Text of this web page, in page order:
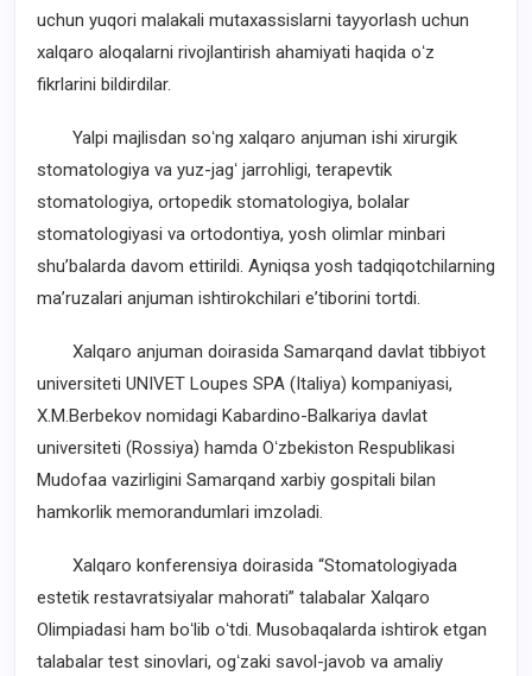
uchun yuqori malakali mutaxassislarni tayyorlash uchun
xalqaro aloqalarni rivojlantirish ahamiyati haqida oʻz
fikrlarini bildirdilar.
Yalpi majlisdan soʻng xalqaro anjuman ishi xirurgik
stomatologiya va yuz-jagʻ jarrohligi, terapevtik
stomatologiya, ortopedik stomatologiya, bolalar
stomatologiyasi va ortodontiya, yosh olimlar minbari
shuʼbalarda davom ettirildi. Ayniqsa yosh tadqiqotchilarning
maʼruzalari anjuman ishtirokchilari eʼtiborini tortdi.
Xalqaro anjuman doirasida Samarqand davlat tibbiyot
universiteti UNIVET Loupes SPA (Italiya) kompaniyasi,
X.M.Berbekov nomidagi Kabardino-Balkariya davlat
universiteti (Rossiya) hamda Oʻzbekiston Respublikasi
Mudofaa vazirligini Samarqand xarbiy gospitali bilan
hamkorlik memorandumlari imzoladi.
Xalqaro konferensiya doirasida “Stomatologiyada
estetik restavratsiyalar mahorati” talabalar Xalqaro
Olimpiadasi ham boʻlib oʻtdi. Musobaqalarda ishtirok etgan
talabalar test sinovlari, ogʻzaki savol-javob va amaliy